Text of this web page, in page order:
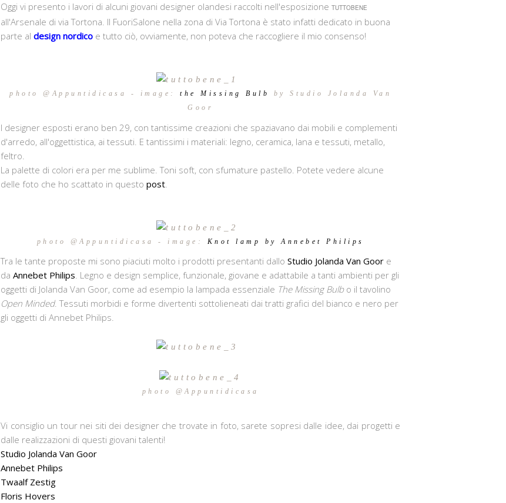
Oggi vi presento i lavori di alcuni giovani designer olandesi raccolti nell'esposizione TUTTOBENE
all'Arsenale di via Tortona. Il FuoriSalone nella zona di Via Tortona è stato infatti dedicato in buona
parte al design nordico e tutto ciò, ovviamente, non poteva che raccogliere il mio consenso!
photo @Appuntidicasa - image: the Missing Bulb
by Studio Jolanda Van
Goor
I designer esposti erano ben 29, con tantissime creazioni che spaziavano dai mobili e complementi
d'arredo, all'oggettistica, ai tessuti. E tantissimi i materiali: legno, ceramica, lana e tessuti, metallo,
feltro.
La palette di colori era per me sublime. Toni soft, con sfumature pastello. Potete vedere alcune
delle foto che ho scattato in questo post
photo @Appuntidicasa - image: Knot lamp by Annebet Philips
Tra le tante proposte mi sono piaciuti molto i prodotti presentanti dallo Studio Jolanda Van Goor e
da Annebet Philips. Legno e design semplice, funzionale, giovane e adattabile a tanti ambienti per gli
oggetti di Jolanda Van Goor, come ad esempio la lampada essenziale The Missing Bulbo il tavolino
Open Minded. Tessuti morbidi e forme divertenti sottolieneati dai tratti grafici del bianco e nero per
gli oggetti di Annebet Philips.
photo @Appuntidicasa
Vi consiglio un tour nei siti dei designer che trovate in foto, sarete sopresi dalle idee, dai progetti e
dalle realizzazioni di questi giovani talenti!
Studio Jolanda Van Goor
Annebet Philips
Twaalf Zestig
Floris Hovers